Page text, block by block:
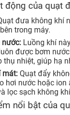
động của quạt
đưa không khí
trong máy.
nước: Luồng khí
được bơm
thụ nhiệt, giúp hạ
mát: Quạt đẩy
hơi nước hoặc ion
lọc sạch không
nổi bật của